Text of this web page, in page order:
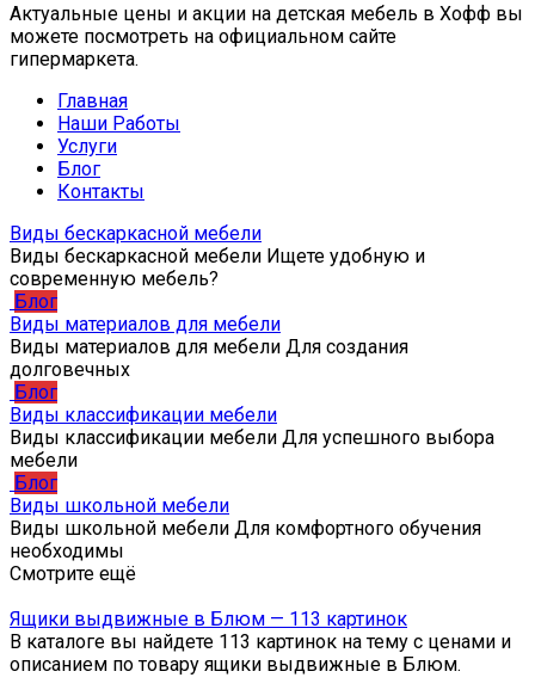
Актуальные цены и акции на детская мебель в Хофф вы
можете посмотреть на официальном сайте
гипермаркета.
Главная
Наши Работы
Услуги
Блог
Контакты
Виды бескаркасной мебели
Виды бескаркасной мебели Ищете удобную и
современную мебель?
Блог
Виды материалов для мебели
Виды материалов для мебели Для создания
долговечных
Блог
Виды классификации мебели
Виды классификации мебели Для успешного выбора
мебели
Блог
Виды школьной мебели
Виды школьной мебели Для комфортного обучения
необходимы
Смотрите ещё
Ящики выдвижные в Блюм — 113 картинок
В каталоге вы найдете 113 картинок на тему с ценами и
описанием по товару ящики выдвижные в Блюм.